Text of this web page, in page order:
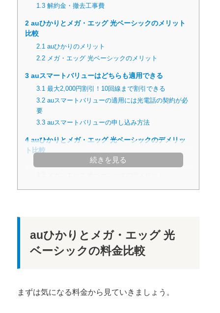
1.3解約金・撤去工事費
2 auひかりとメガ・エッグ 光ベーシックのメリット
比較
2.1 auひかりのメリット
2.2メガ・エッグ 光ベーシックのメリット
3 auスマートバリューはどちらも適用できる
3.1 最大2,000円割引！10回線まで割引できる
3.2auスマートバリューの適用には光電話の契約が必
要
3.3auスマートバリューの申し込み方法
4 auひかりとメガ・エッグ 光ベーシックのデメリッ
ト比較
auひかりのデメリット
続きを見る
auひかりとメガ・エッグ 光
ベーシックの料金比較
まずは気になる料金から見ていきましょう。